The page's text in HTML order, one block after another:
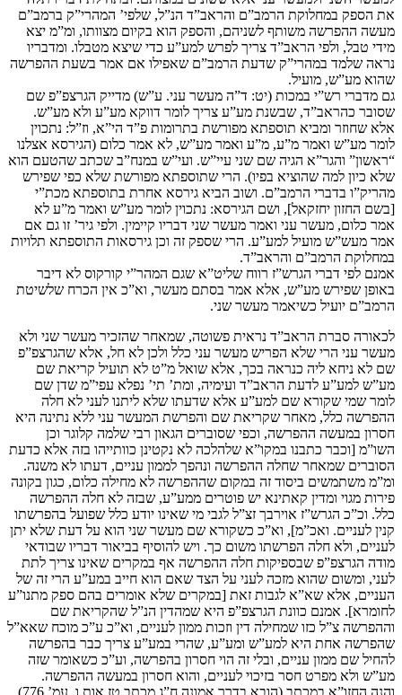
את הספק במחלוקת הרמב”ם והראב”ד הנ”ל, שלפי’ המהרי”ק ברמב”ם
מעשה ההפרשה משותף לשניהם, והספק הוא בקיום מצוותו, ומ”מ יצא
מידי טבל, ולפי הראב”ד צריך לפרש למע”ע כדי שיצא מטבלו. ומדבריו
נראה שלמד במהרי”ק שדעת הרמב”ם שאפילו אם אמר בשעת ההפרשה
שהוא מע”ש, מועיל.
גם מדברי רש”י במכות (יט: ד”ה מעשר עני. ע”ש) מדייק הגרצפ”פ שם
שסובר כהראב”ד, שבשנת מע”ע צריך לומר דווקא מע”ע ולא מע”ש.
אלא שחוזר ומביא תוספתא מפורשת בתרומות פ”ד הי”א, וז”ל: נתכוין
לומר מע”ש ואמר מ”ע, מ”ע ואמר מע”ש, לא אמר כלום (הגירסא אצלנו
“ראשון” והגר”א הגיה שם שני עיי”ש. ועי”ש במנח”ב שכתב שהטעם הוא
שלא כיון למה שהוציא בפיו). הרי שתוספתא מפורשת שלא כפי שפירש
מהריק”ו בדברי הרמב”ם. ושוב הביא גירסא אחרת בתוספתא מכת”י
[בשם החזון יחזקאל], ושם הגירסא: נתכוין לומר מע”ש ואמר מ”ע לא
אמר כלום, מעשר עני ואמר מעשר שני דבריו קיימין. ולפי גיר’ זו גם אם
אמר מעש”ש מועיל למע”ע. הרי שספק זה וכן גירסאות התוספתא תלויות
במחלוקת הרמב”ם והראב”ד.
אמנם לפי דברי הגרש”ז רווח שליט”א שגם המהר”י קורקוס לא דיבר
באופן שפירש מע”ש, אלא אמר בסתם מעשר, וא”כ אין הכרח שלשיטת
הרמב”ם יועיל כשיאמר מעשר שני.
לכאורה סברת הראב”ד נראית פשוטה, שמאחר שהזכיר מעשר שני ולא
מעשר עני הרי שלא הפריש מעשר עני כלל ולכן לא חל, אלא שהגרצפ”פ
שם לא ניחא ליה כנראה בכך, אלא שואל מ”ט לא תועיל קריאת שם
מע”ש למע”ע לדעת הראב”ד ועימיה, ומת’ תי’ נפלא עפי”מ שדן שם
לומר שמי שקורא שם למע”ע אלא שדעתו שלא ליתנו לעני לא חלה
ההפרשה כלל, מאחר שקריאת שם והפרשת המעשר עני ללא נתינה היא
חסרון במעשה ההפרשה, וכפי שסוברים הגאון רבי שלמה קלוגר וכן
השו”מ [וכבר כתבנו במקו”א שלהלכה לא נקטינן כוותייהו בזה אלא כדעת
הסוברים שמאחר שחלה ההפרשה ונהפך לממון עניים, דעתו לא משנה.
ומ”מ משתמשים ביסוד זה במקום שההפרשה לא מחילה כלום, כגון בקונה
פירות מגוי ומדין קאתינא יש פוטרים ממע”ע, שבזה לא חלה ההפרשה
כלל. וכ”כ הגרש”ז אוירבך זצ”ל לגבי מי שאינו יודע כלל שפועל בהפרשתו
קנין לעניים. ואכ”מ], וא”כ כשקורא שם מעשר שני הוא על דעת שלא יתן
לעניים, ולא חלה הפרשתו משום כך. ויש להוסיף בביאור דבריו שבודאי
מודה הגרצפ”פ שבספיקות חלה ההפרשה אף במקרים שאינו צריך לתת
לעני, ומשום שהוא מזכה לעני על הצד שאם הוא חייב במע”ע הרי זה של
העניים, אלא שא”א לגבות זאת [במקרים שלא אומרים בהם ספק מתנו”ע
לחומרא]. אמנם כוונת הגרצפ”פ היא שמהדין הנ”ל שהקריאת שם
וההפרשה צ”ל כזו שמחילה דין וזכות ממון לעניים, וא”כ ע”כ מוכח שאא”ל
שהפרשה אחת היא למע”ש ומע”ע, שהרי במע”ע צריך כבר בהפרשה
להחיל שם ממון עניים, ובלי זה הוי חסרון בהפרשה, וע”כ כשאומר שזה
מע”ש ולא מפרט חסר בזיכוי לעניים, והוא חסרון במעשה ההפרשה.
והנה החזו”א במכתב (הובא בדרך אמונה ח”ג מכתב טז אות ו, עמ’ 776)